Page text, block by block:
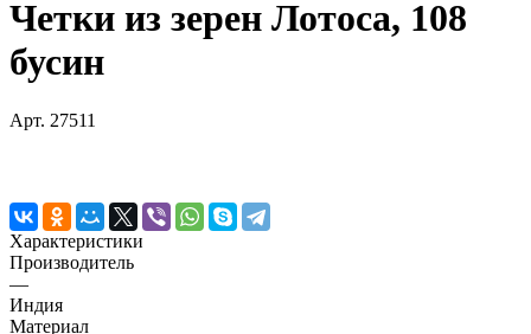
Четки из зерен Лотоса, 108
бусин
Арт. 27511
Характеристики
Производитель
—
Индия
Материал